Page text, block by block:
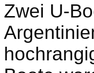
Zwei U-